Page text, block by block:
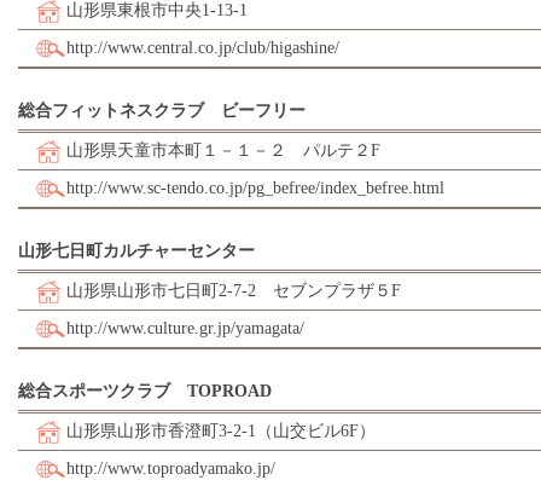
山形県東根市中央1-13-1
http://www.central.co.jp/club/higashine/
総合フィットネスクラブ ビーフリー
山形県天童市本町１－１－２ パルテ２F
http://www.sc-tendo.co.jp/pg_befree/index_befree.html
山形七日町カルチャーセンター
山形県山形市七日町2-7-2 セブンプラザ５F
http://www.culture.gr.jp/yamagata/
総合スポーツクラブ TOPROAD
山形県山形市香澄町3-2-1（山交ビル6F）
http://www.toproadyamako.jp/